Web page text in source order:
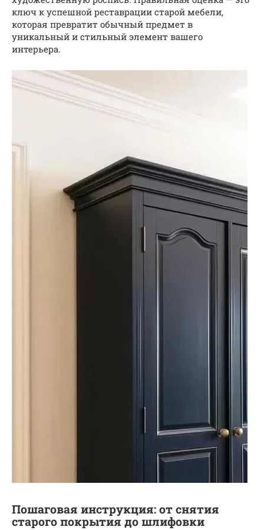
ключ к успешной реставрации старой мебели,
которая превратит обычный предмет в
уникальный и стильный элемент вашего
интерьера.
Пошаговая инструкция: от снятия
старого покрытия до шлифовки